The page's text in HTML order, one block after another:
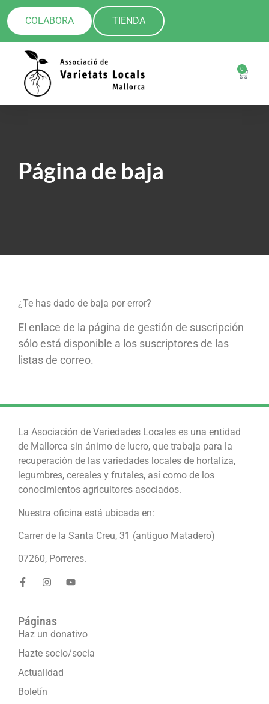
COLABORA TIENDA
0
Página de baja
¿Te has dado de baja por error?
El enlace de la página de gestión de suscripción
sólo está disponible a los suscriptores de las
listas de correo.
La Asociación de Variedades Locales es una entidad
de Mallorca sin ánimo de lucro, que trabaja para la
recuperación de las variedades locales de hortaliza,
legumbres, cereales y frutales, así como de los
conocimientos agricultores asociados.
Nuestra oficina está ubicada en:
Carrer de la Santa Creu, 31 (antiguo Matadero)
07260, Porreres.
Páginas
Haz un donativo
Hazte socio/socia
Actualidad
Boletín